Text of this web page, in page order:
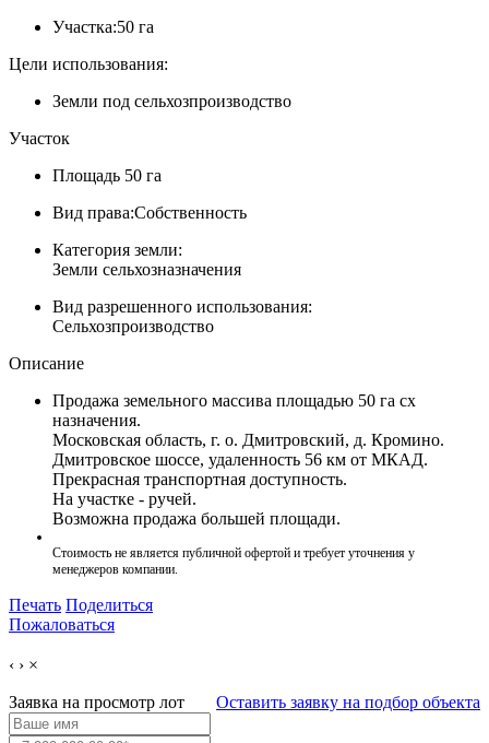
Участка:50 га
Цели использования:
Земли под сельхозпроизводство
Участок
Площадь 50 га
Вид права:Собственность
Категория земли:
Земли сельхозназначения
Вид разрешенного использования:
Сельхозпроизводство
Описание
Продажа земельного массива площадью 50 га сх
назначения.
Московская область, г. о. Дмитровский, д. Кромино.
Дмитровское шоссе, удаленность 56 км от МКАД.
Прекрасная транспортная доступность.
На участке - ручей.
Возможна продажа большей площади.
Стоимость не является публичной офертой и требует уточнения у
менеджеров компании.
Печать Поделиться
Пожаловаться
‹ › ×
Оставить заявку на подбор объекта
Заявка на просмотр лот